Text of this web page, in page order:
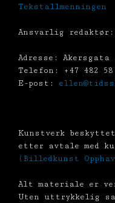
Tekstallmenningen
Ansvarlig
Adresse: Akersgata
Telefon: +47 482 58
E-post:
Kunstverk
etter avtale med
(Billedkunst
Alt materiale er
Uten uttrykkelig